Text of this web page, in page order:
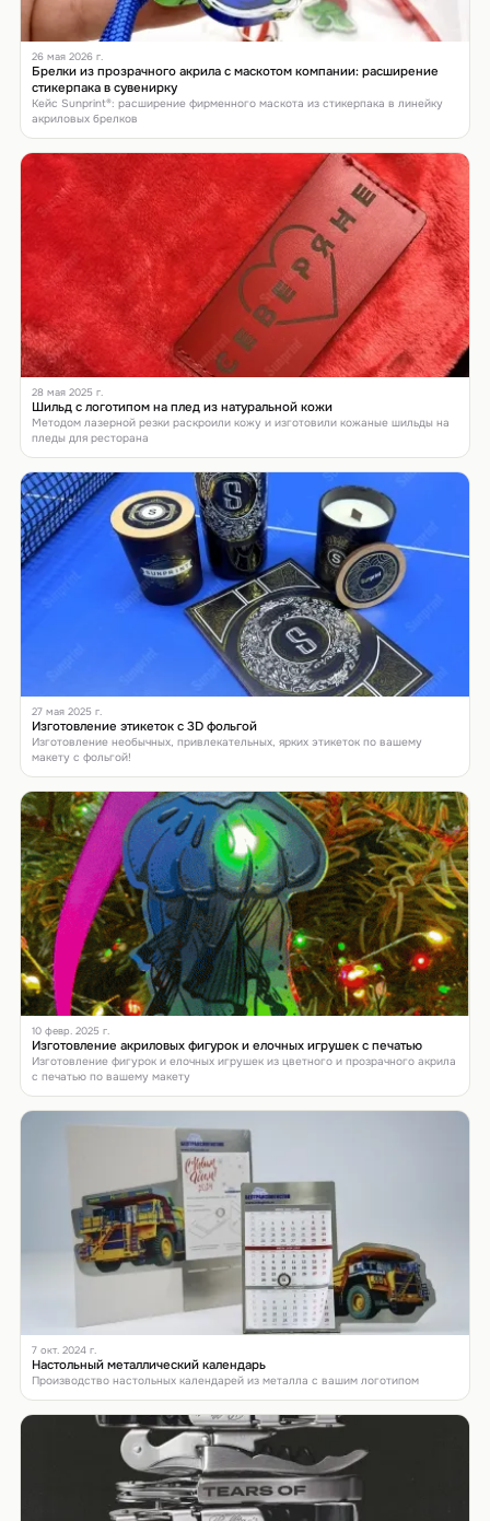
26 мая 2026 г.
Брелки из прозрачного акрила с маскотом компании: расширение
стикерпака в сувенирку
Кейс Sunprint®: расширение фирменного маскота из стикерпака в линейку
акриловых брелков
28 мая 2025 г.
Шильд с логотипом на плед из натуральной кожи
Методом лазерной резки раскроили кожу и изготовили кожаные шильды на
пледы для ресторана
27 мая 2025 г.
Изготовление этикеток с 3D фольгой
Изготовление необычных, привлекательных, ярких этикеток по вашему
макету с фольгой!
10 февр. 2025 г.
Изготовление акриловых фигурок и елочных игрушек с печатью
Изготовление фигурок и елочных игрушек из цветного и прозрачного акрила
с печатью по вашему макету
7 окт. 2024 г.
Настольный металлический календарь
Производство настольных календарей из металла с вашим логотипом